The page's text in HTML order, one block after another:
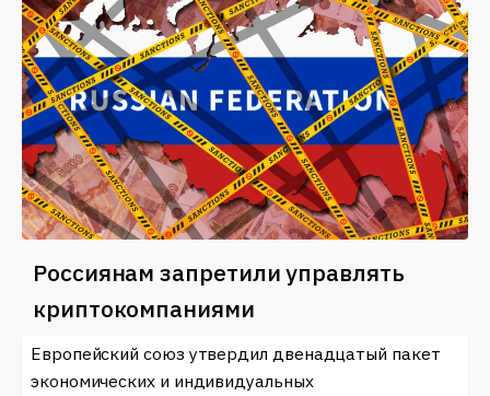
Россиянам запретили управлять
криптокомпаниями
Европейский союз утвердил двенадцатый пакет
экономических и индивидуальных